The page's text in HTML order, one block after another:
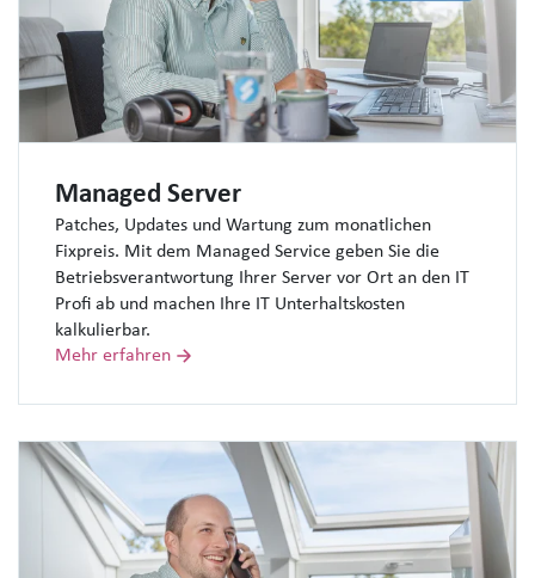
Managed Server
Patches, Updates und Wartung zum monatlichen
Fixpreis. Mit dem Managed Service geben Sie die
Betriebsverantwortung Ihrer Server vor Ort an den IT
Profi ab und machen Ihre IT Unterhaltskosten
kalkulierbar.
Mehr erfahren